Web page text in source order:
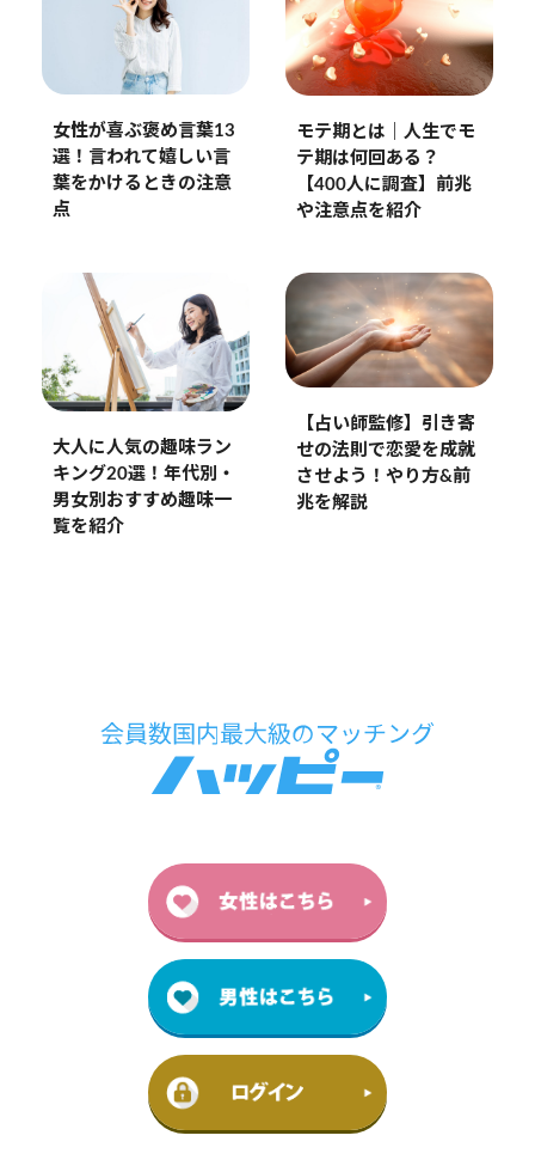
女性が喜ぶ褒め言葉13
選！言われて嬉しい言
葉をかけるときの注意
点
モテ期とは｜人生でモ
テ期は何回ある？
【400人に調査】前兆
や注意点を紹介
大人に人気の趣味ラン
キング20選！年代別・
男女別おすすめ趣味一
覧を紹介
【占い師監修】引き寄
せの法則で恋愛を成就
させよう！やり方&前
兆を解説